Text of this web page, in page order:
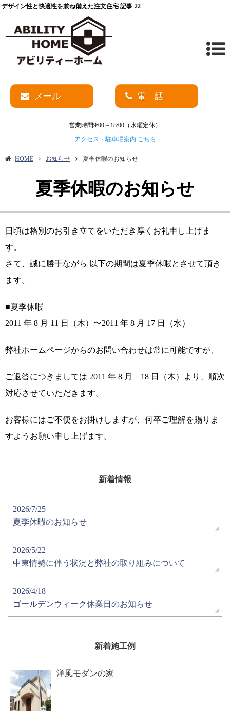
デザイン性と快適性を兼ね備えた注文住宅 記事-22
メール 電 話
営業時間9:00～18:00（水曜定休）
アクセス・駐車場案内 こちら
HOME お知らせ 夏季休暇のお知らせ
夏季休暇のお知らせ
日頃は格別のお引き立てをいただき厚くお礼申し上げま
す。
さて、誠に勝手ながら 以下の期間は夏季休暇とさせて頂き
ます。
■夏季休暇
2011 年 8 月 11 日（木）〜2011 年 8 月 17 日（水）
弊社ホームページからのお問い合わせは常に可能ですが、
ご返答につきましては 2011 年 8 月 18 日（木）より、順次
対応させていただきます。
お客様にはご不便をお掛けしますが、何卒ご理解を賜りま
すようお願い申し上げます。
新着情報
2026/7/25
夏季休暇のお知らせ
2026/5/22
中東情勢に伴う状況と弊社の取り組みについて
2026/4/18
ゴールデンウィーク休業日のお知らせ
新着施工例
洋風モダンの家